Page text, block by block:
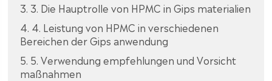
3. 3. Die Hauptrolle von HPMC in Gips materialien
4. 4. Leistung von HPMC in verschiedenen
Bereichen der Gips anwendung
5. 5. Verwendung empfehlungen und Vorsicht
maßnahmen